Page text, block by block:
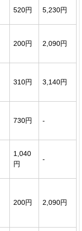
520円 5,230円
200円 2,090円
310円 3,140円
730円 -
1,040
円
-
200円 2,090円